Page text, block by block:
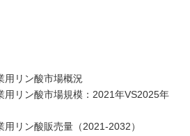
用リン酸市場概況
用リン酸市場規模：2021年VS2025年
リン酸販売量（2021-2032）